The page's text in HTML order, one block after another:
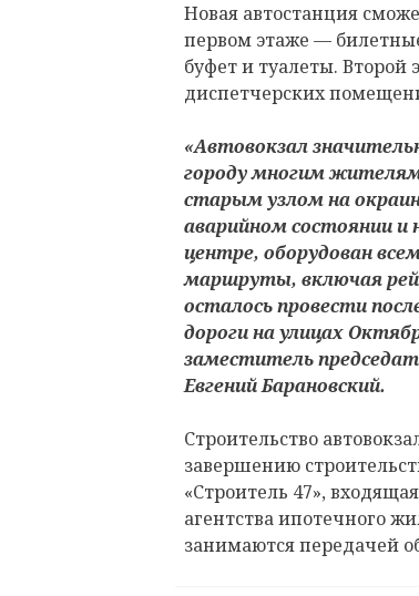
Новая автостанция
первом этаже —
буфет и туалеты.
диспетчерских
«Автовокзал
городу многим
старым узлом на
аварийном состоянии
центре, оборудован
маршруты, включая
осталось провести
дороги на улицах
заместитель
Евгений Барановский.
Строительство
завершению
«Строитель 47»,
агентства ипотечного
занимаются передачей